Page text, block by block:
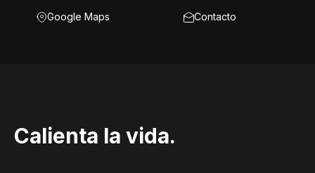
Google Maps Contacto
Calienta la vida.